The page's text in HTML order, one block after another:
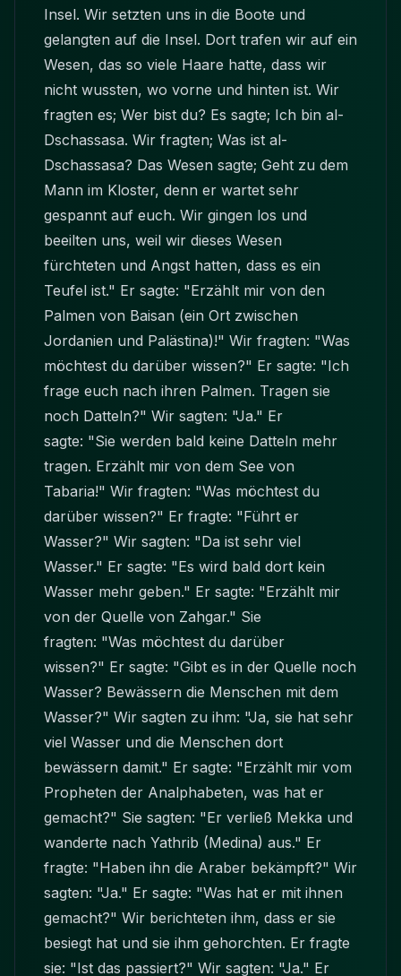
Insel. Wir setzten uns in die Boote und
gelangten auf die Insel. Dort trafen wir auf ein
Wesen, das so viele Haare hatte, dass wir
nicht wussten, wo vorne und hinten ist. Wir
fragten es; Wer bist du? Es sagte; Ich bin al-
Dschassasa. Wir fragten; Was ist al-
Dschassasa? Das Wesen sagte; Geht zu dem
Mann im Kloster, denn er wartet sehr
gespannt auf euch. Wir gingen los und
beeilten uns, weil wir dieses Wesen
fürchteten und Angst hatten, dass es ein
Teufel ist." Er sagte: "Erzählt mir von den
Palmen von Baisan (ein Ort zwischen
Jordanien und Palästina)!" Wir fragten: "Was
möchtest du darüber wissen?" Er sagte: "Ich
frage euch nach ihren Palmen. Tragen sie
noch Datteln?" Wir sagten: "Ja." Er
sagte: "Sie werden bald keine Datteln mehr
tragen. Erzählt mir von dem See von
Tabaria!" Wir fragten: "Was möchtest du
darüber wissen?" Er fragte: "Führt er
Wasser?" Wir sagten: "Da ist sehr viel
Wasser." Er sagte: "Es wird bald dort kein
Wasser mehr geben." Er sagte: "Erzählt mir
von der Quelle von Zahgar." Sie
fragten: "Was möchtest du darüber
wissen?" Er sagte: "Gibt es in der Quelle noch
Wasser? Bewässern die Menschen mit dem
Wasser?" Wir sagten zu ihm: "Ja, sie hat sehr
viel Wasser und die Menschen dort
bewässern damit." Er sagte: "Erzählt mir vom
Propheten der Analphabeten, was hat er
gemacht?" Sie sagten: "Er verließ Mekka und
wanderte nach Yathrib (Medina) aus." Er
fragte: "Haben ihn die Araber bekämpft?" Wir
sagten: "Ja." Er sagte: "Was hat er mit ihnen
gemacht?" Wir berichteten ihm, dass er sie
besiegt hat und sie ihm gehorchten. Er fragte
sie: "Ist das passiert?" Wir sagten: "Ja." Er